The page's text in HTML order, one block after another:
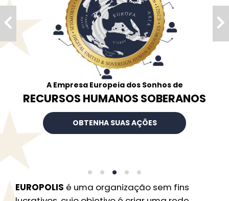
A Empresa Europeia dos Sonhos de
RECURSOS HUMANOS SOBERANOS
OBTENHA SUAS AÇÕES
EUROPOLIS é uma organização sem fins